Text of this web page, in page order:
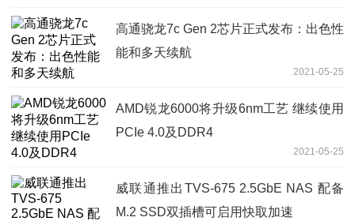
高通骁龙7c Gen 2芯片正式发布：出色性
能和多天续航
2021-05-25
AMD锐龙6000将升级6nm工艺 继续使用
PCIe 4.0及DDR4
2021-05-25
威联通推出TVS-675 2.5GbE NAS 配备
M.2 SSD双插槽可启用快取加速